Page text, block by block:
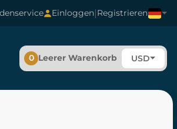
Einloggen|Registrieren
0 Leerer Warenkorb USD